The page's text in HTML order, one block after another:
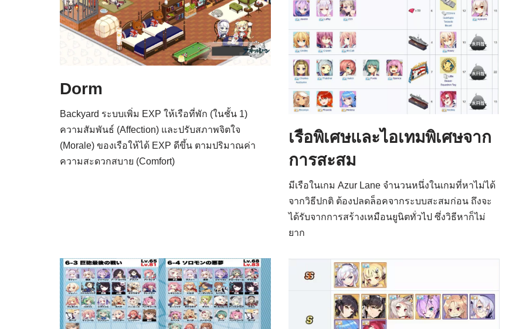
Dorm
Backyard ระบบเพิ่ม EXP ให้เรือที่พัก (ในชั้น 1)
ความสัมพันธ์ (Affection) และปรับสภาพจิตใจ
(Morale) ของเรือให้ได้ EXP ดีขึ้น ตามปริมาณค่า
ความสะดวกสบาย (Comfort)
เรือพิเศษและไอเทมพิเศษจาก
การสะสม
มีเรือในเกม Azur Lane จำนวนหนึ่งในเกมที่หาไม่ได้
จากวิธีปกติ ต้องปลดล็อคจากระบบสะสมก่อน ถึงจะ
ได้รับจากการสร้างเหมือนยูนิตทั่วไป ซึ่งวิธีหาก็ไม่
ยาก